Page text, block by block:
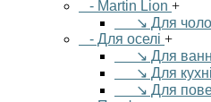
- Martin Lion +
↘ Для
- Для оселі +
↘ Для
↘ Для кухні
↘ Для